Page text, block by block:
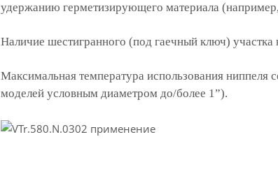
удержанию герметизирующего материала (например,
Наличие шестигранного (под гаечный ключ) участка
Максимальная температура использования ниппеля
моделей условным диаметром до/более 1”).